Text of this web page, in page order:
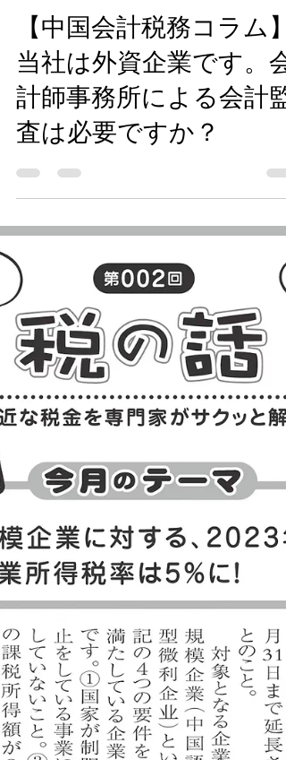
Saquita
2024年3月17日
読了時間: 1分
当社は外資企業です。会
計師事務所による会計監
査は必要ですか？